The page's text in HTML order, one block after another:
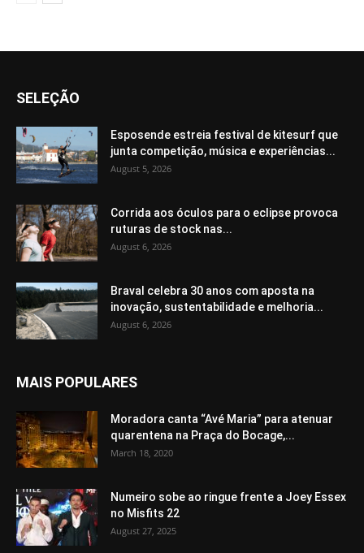
SELEÇÃO
Esposende estreia festival de kitesurf que
junta competição, música e experiências...
August 5, 2026
Corrida aos óculos para o eclipse provoca
ruturas de stock nas...
August 6, 2026
Braval celebra 30 anos com aposta na
inovação, sustentabilidade e melhoria...
August 6, 2026
MAIS POPULARES
Moradora canta “Avé Maria” para atenuar
quarentena na Praça do Bocage,...
March 18, 2020
Numeiro sobe ao ringue frente a Joey Essex
no Misfits 22
August 27, 2025